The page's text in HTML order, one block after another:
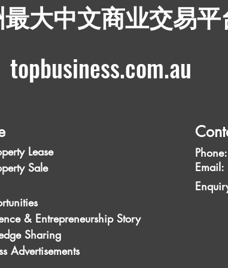
大中文商业交易平
topbusiness.com.au
Lease
Sale
& Entrepreneurship Story
Sharing
Advertisements